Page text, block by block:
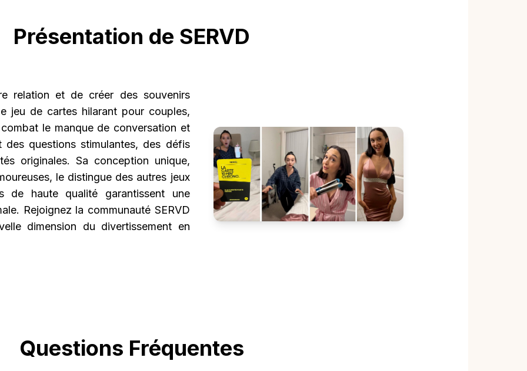
Présentation de SERVD
relation et de créer des souvenirs
jeu de cartes hilarant pour couples,
le manque de conversation et
questions stimulantes, des défis
originales. Sa conception unique,
le distingue des autres jeux
de haute qualité garantissent une
Rejoignez la communauté SERVD
dimension du divertissement en
Questions Fréquentes